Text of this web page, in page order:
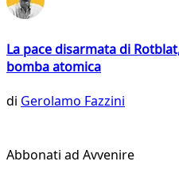
La pace disarmata di
bomba atomica
di Gerolamo Fazzini
Abbonati ad Avvenire